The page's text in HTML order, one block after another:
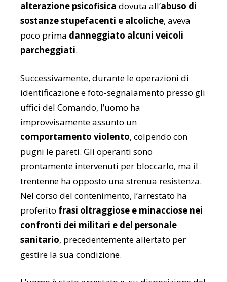
alterazione psicofisica dovuta all’abuso di
sostanze stupefacenti e alcoliche, aveva
poco prima danneggiato alcuni veicoli
parcheggiati.
Successivamente, durante le operazioni di
identificazione e foto-segnalamento presso gli
uffici del Comando, l’uomo ha
improvvisamente assunto un
comportamento violento, colpendo con
pugni le pareti. Gli operanti sono
prontamente intervenuti per bloccarlo, ma il
trentenne ha opposto una strenua resistenza.
Nel corso del contenimento, l’arrestato ha
proferito frasi oltraggiose e minacciose nei
confronti dei militari e del personale
sanitario, precedentemente allertato per
gestire la sua condizione.